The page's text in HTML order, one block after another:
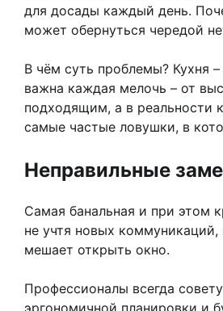
для досады каждый день.
может обернуться чередой
В чём суть проблемы? Кухня
важна каждая мелочь – от
подходящим, а в реальности
самые частые ловушки, в
Неправильные
Самая банальная и при этом
не учтя новых
мешает открыть окно.
Профессионалы всегда
эргономичной планировки и